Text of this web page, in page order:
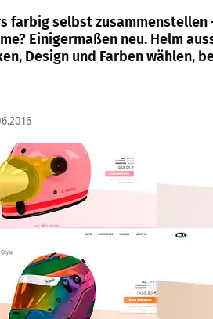
farbig selbst zusammenstellen
Einigermaßen neu. Helm
Design und Farben wählen,